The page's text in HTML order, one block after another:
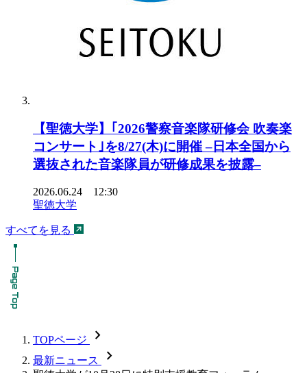
【聖徳大学】｢2026警察音楽隊研修会 吹奏楽
コンサート｣を8/27(木)に開催 –日本全国から
選抜された音楽隊員が研修成果を披露–
2026.06.24 12:30
聖徳大学
すべてを見る
TOPページ chevron_forward
最新ニュース chevron_forward